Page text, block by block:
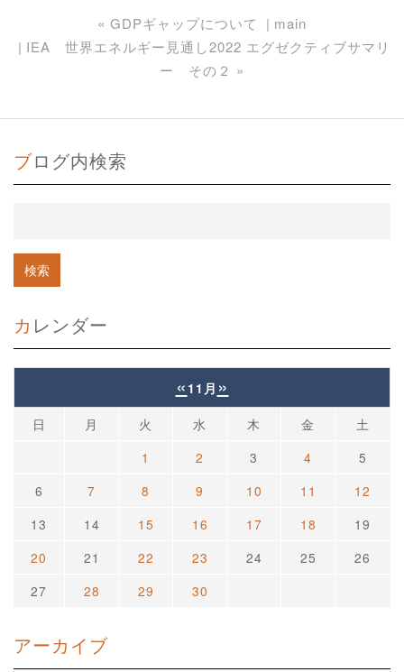
« GDPギャップについて
main
IEA 世界エネルギー見通し2022 エグゼクティブサマリ
ー その２ »
ブログ内検索
カレンダー
« 11月 »
日 月 火 水 木 金
土
1
2 3 4
5
6
7 8 9 10 11
12
13
14 15 16 17 18
19
20
21 22 23 24 25
26
27
28 29 30
アーカイブ